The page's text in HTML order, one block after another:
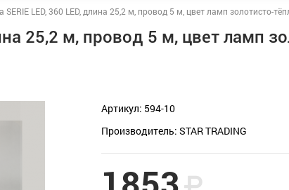
SERIE LED, 360 LED, длина 25,2 м, провод 5 м, цвет ламп золотисто-
25,2 м, провод 5 м, цвет ламп
Артикул: 594-10
Производитель: STAR TRADING